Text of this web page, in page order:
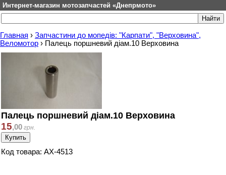
Интернет-магазин мотозапчастей «Днепрмото»
Главная › Запчастини до мопедів: "Карпати", "Верховина",
Веломотор › Палець поршневий діам.10 Верховина
Палець поршневий діам.10 Верховина
15,00 грн.
Код товара: АХ-4513